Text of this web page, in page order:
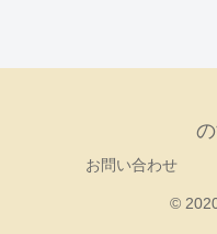
お問い合わせ
©